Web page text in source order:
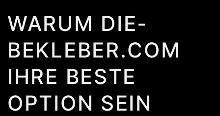
WARUM DIE-
BEKLEBER.COM
IHRE BESTE
OPTION SEIN